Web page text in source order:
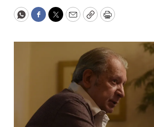
WhatsApp
Facebook
Twitter
EmailCopyPrint